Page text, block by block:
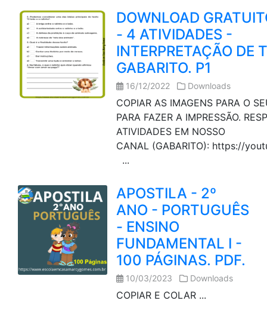
DOWNLOAD
- 4 ATIVIDADES -
INTERPRETAÇÃO DE
GABARITO. P1
16/12/2022 Downloads
COPIAR AS IMAGENS PARA O
PARA FAZER A IMPRESSÃO.
ATIVIDADES EM NOSSO
CANAL (GABARITO): https://
...
APOSTILA - 2º
ANO - PORTUGUÊS
- ENSINO
FUNDAMENTAL I -
100 PÁGINAS. PDF.
10/03/2023 Downloads
COPIAR E COLAR ...